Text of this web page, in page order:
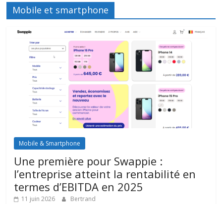
Mobile et smartphone
Mobile & Smartphone
Une première pour Swappie :
l’entreprise atteint la rentabilité en
termes d’EBITDA en 2025
11 juin 2026 Bertrand